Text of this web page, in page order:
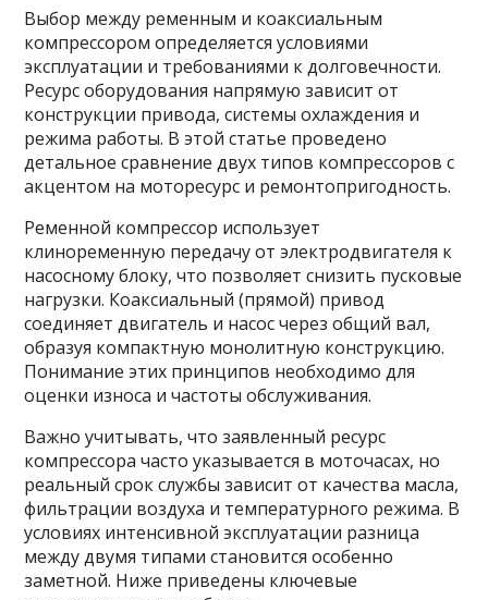
Выбор между ременным и коаксиальным
компрессором определяется условиями
эксплуатации и требованиями к долговечности.
Ресурс оборудования напрямую зависит от
конструкции привода, системы охлаждения и
режима работы. В этой статье проведено
детальное сравнение двух типов компрессоров с
акцентом на моторесурс и ремонтопригодность.
Ременной компрессор использует
клиноременную передачу от электродвигателя к
насосному блоку, что позволяет снизить пусковые
нагрузки. Коаксиальный (прямой) привод
соединяет двигатель и насос через общий вал,
образуя компактную монолитную конструкцию.
Понимание этих принципов необходимо для
оценки износа и частоты обслуживания.
Важно учитывать, что заявленный ресурс
компрессора часто указывается в моточасах, но
реальный срок службы зависит от качества масла,
фильтрации воздуха и температурного режима. В
условиях интенсивной эксплуатации разница
между двумя типами становится особенно
заметной. Ниже приведены ключевые